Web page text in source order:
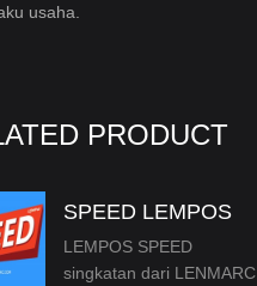
usaha.
PRODUCT
SPEED LEMPOS
LEMPOS SPEED
singkatan dari LENMARC